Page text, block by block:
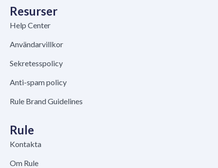
Resurser
Help Center
Användarvillkor
Sekretesspolicy
Anti-spam policy
Rule Brand Guidelines
Rule
Kontakta
Om Rule